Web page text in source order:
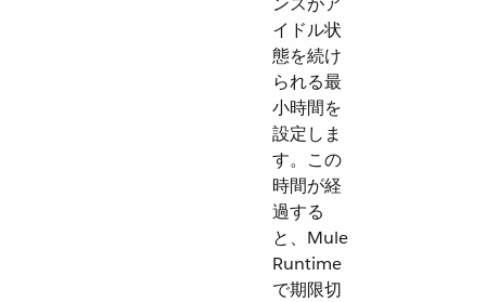
イドル状
態を続け
られる最
小時間を
設定しま
す。この
時間が経
過する
と、Mule
Runtime
で期限切